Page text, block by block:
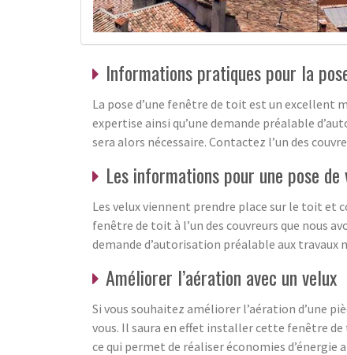
Informations pratiques pour la
La pose d’une fenêtre de toit est un excellent
expertise ainsi qu’une demande préalable
sera alors nécessaire. Contactez l’un des
Les informations pour une pose
Les velux viennent prendre place sur le toit
fenêtre de toit à l’un des couvreurs que nous
demande d’autorisation préalable aux travaux
Améliorer l’aération avec un velux
Si vous souhaitez améliorer l’aération d’une
vous. Il saura en effet installer cette fenêtre
ce qui permet de réaliser économies d’énergie